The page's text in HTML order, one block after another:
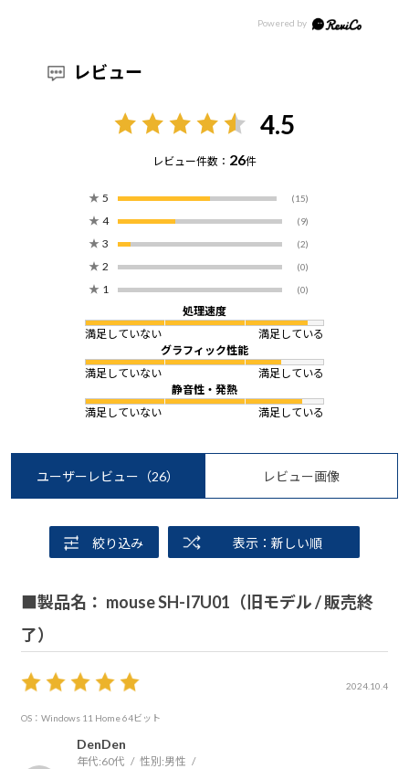
レビュー
4.5
レビュー件数： 26件
★ 5 (15)
★ 4 (9)
★ 3 (2)
★ 2 (0)
★ 1 (0)
処理速度
満足していない
満足している
グラフィック性能
満足していない
満足している
静音性・発熱
満足していない
満足している
ユーザーレビュー （26） レビュー画像
絞り込み 表示：新しい順
■製品名： mouse SH-I7U01（旧モデル / 販売終
了）
2024.10.4
OS：Windows 11 Home 64ビット
DenDen
年代:60代 性別:男性